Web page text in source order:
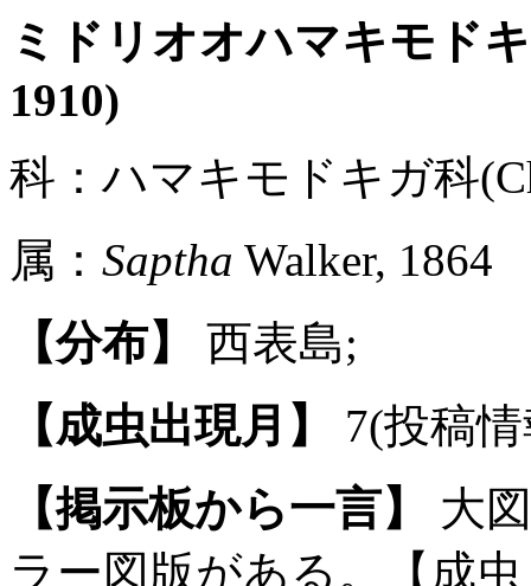
ミドリオオハマキモド
1910)
科：ハマキモドキガ科
属： Saptha Walker, 1864
【分布】
西表島;
【成虫出現月】
7(投稿
【掲示板から一言】
大
ラー図版がある。【成